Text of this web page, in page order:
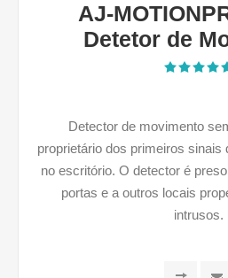
AJ-
Detetor de
Detector de movimento
proprietário dos primeiros sinais
no escritório. O detector é
portas e a outros locais
intrusos.